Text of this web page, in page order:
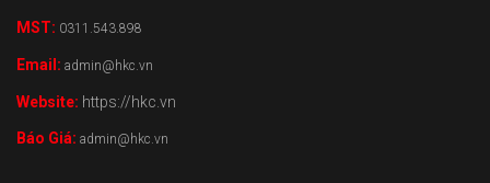
MST: 0311.543.898
Email: admin@hkc.vn
Website: https://hkc.vn
Báo Giá: admin@hkc.vn